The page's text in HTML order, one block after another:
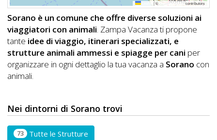
DOG
CHIEDI
CODICE
SCONTO
Video
Tutorial
|©OpenStreetMapcontributors
Sorano è un comune che offre diverse soluzioni ai
viaggiatori con animali. Zampa Vacanza ti propone
tante idee di viaggio, itinerari specializzati, e
strutture animali ammessi e spiagge per cani per
organizzare in ogni dettaglio la tua vacanza a Sorano con
animali.
Nei dintorni di Sorano trovi
73 Tutte le Strutture